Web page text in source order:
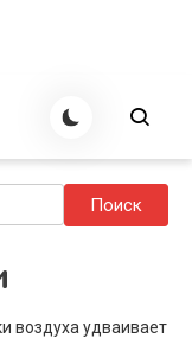
Найти:
воздуха удваивает